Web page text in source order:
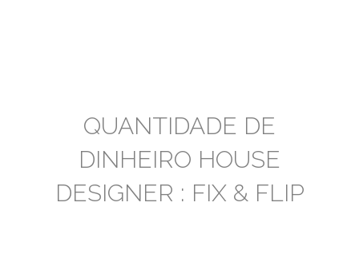
QUANTIDADE DE
DINHEIRO HOUSE
DESIGNER : FIX & FLIP